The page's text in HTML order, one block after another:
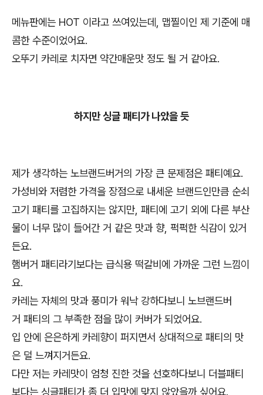
메뉴판에는 HOT 이라고 쓰여있는데, 맵찔이인 제 기준에 매
콤한 수준이었어요.
오뚜기 카레로 치자면 약간매운맛 정도 될 거 같아요.
하지만 싱글 패티가 나았을 듯
제가 생각하는 노브랜드버거의 가장 큰 문제점은 패티예요.
가성비와 저렴한 가격을 장점으로 내세운 브랜드인만큼 순쇠
고기 패티를 고집하지는 않지만, 패티에 고기 외에 다른 부산
물이 너무 많이 들어간 거 같은 맛과 향, 퍽퍽한 식감이 있거
든요.
햄버거 패티라기보다는 급식용 떡갈비에 가까운 그런 느낌이
요.
카레는 자체의 맛과 풍미가 워낙 강하다보니 노브랜드버
거 패티의 그 부족한 점을 많이 커버가 되었어요.
입 안에 은은하게 카레향이 퍼지면서 상대적으로 패티의 맛
은 덜 느껴지거든요.
다만 저는 카레맛이 엄청 진한 것을 선호하다보니 더블패티
보다는 싱글패티가 좀 더 입맛에 맞지 않았을까 싶어요.